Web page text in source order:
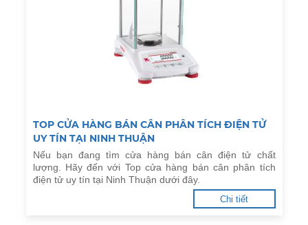
TOP CỬA HÀNG BÁN CÂN PHÂN TÍCH ĐIỆN TỬ
UY TÍN TẠI NINH THUẬN
Nếu bạn đang tìm cửa hàng bán cân điện tử chất
lượng. Hãy đến với Top cửa hàng bán cân phân tích
điện tử uy tín tại Ninh Thuận dưới đây.
Chi tiết